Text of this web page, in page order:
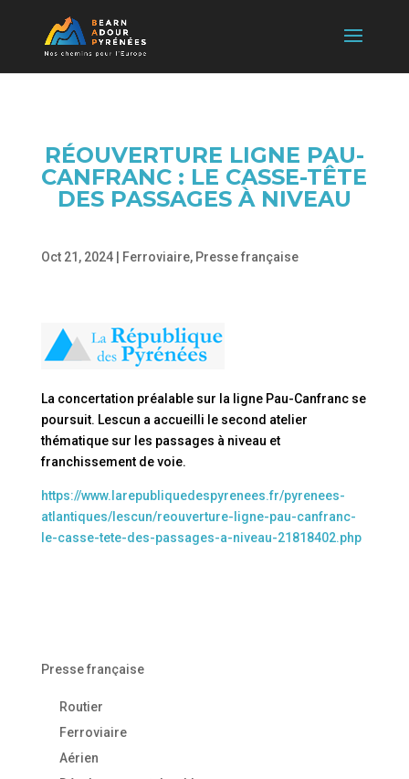
RÉOUVERTURE LIGNE PAU-
CANFRANC : LE CASSE-TÊTE
DES PASSAGES À NIVEAU
Oct 21, 2024| Ferroviaire, Presse française
La concertation préalable sur la ligne Pau-Canfranc se
poursuit. Lescun a accueilli le second atelier
thématique sur les passages à niveau et
franchissement de voie.
https://www.larepubliquedespyrenees.fr/pyrenees-
atlantiques/lescun/reouverture-ligne-pau-canfranc-
le-casse-tete-des-passages-a-niveau-21818402.php
Presse française
Routier
Ferroviaire
Aérien